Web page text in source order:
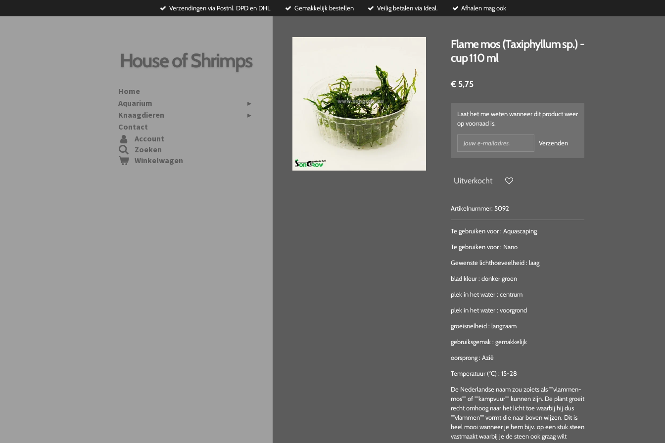
direct
Verzendingen via Postnl. DPD en DHL Gemakkelijk bestellen Veilig betalen via Ideal. Afhalen mag ook
Flame mos (Taxiphyllum sp.) -
cup 110 ml
€ 5,75
Laat het me weten wanneer dit product weer
op voorraad is.
Verzenden
Uitverkocht
Artikelnummer: 5092
Te gebruiken voor: Aquascaping
Te gebruiken voor: Nano
Gewenste lichthoeveelheid: laag
blad kleur: donker groen
plek in het water: centrum
plek in het water: voorgrond
groeisnelheid: langzaam
gebruiksgemak: gemakkelijk
oorsprong: Azië
Temperatuur (°C) : 15-28
De Nederlandse naam zou zoiets als ""vlammen-
mos"" of ""kampvuur"" kunnen zijn. De plant groeit
recht omhoog naar het licht toe waarbij hij dus
""vlammen"" vormt die naar boven wijzen. Dit is
heel mooi wanneer je hem bijv. op een stuk steen
vastmaakt waarbij je de steen ook graag wilt
House of Shrimps
Home
Aquarium
Knaagdieren
Contact
Account
Zoeken
Winkelwagen